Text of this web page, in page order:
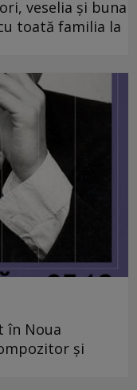
veselia și buna
toată familia la
în Noua
și